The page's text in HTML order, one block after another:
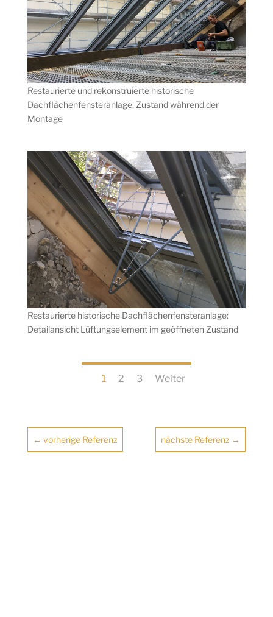
Restaurierte und rekonstruierte historische
Dachflächenfensteranlage: Zustand während der
Montage
Restaurierte historische Dachflächenfensteranlage:
Detailansicht Lüftungselement im geöffneten Zustand
1 2 3 Weiter
← vorherige Referenz nächste Referenz →